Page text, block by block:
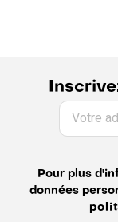
Votre
Pour plus
données